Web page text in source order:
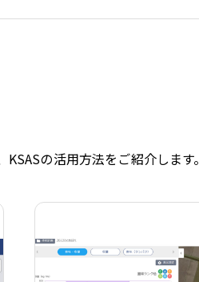
の活用方法をご紹介します。